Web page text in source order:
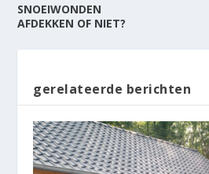
SNOEIWONDEN
AFDEKKEN OF NIET?
gerelateerde berichten